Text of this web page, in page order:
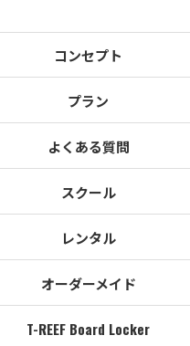
コンセプト
プラン
よくある質問
スクール
レンタル
オーダーメイド
T-REEF Board Locker